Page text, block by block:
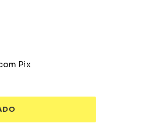
Pix